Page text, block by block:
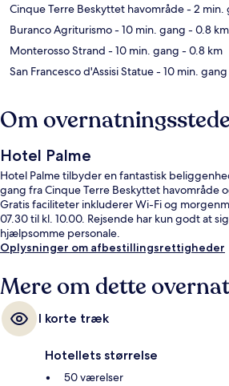
Cinque Terre Beskyttet havområde- 2 min.
Buranco Agriturismo- 10 min. gang - 0.8 km
Monterosso Strand - 10 min. gang - 0.8 km
San Francesco d'Assisi Statue- 10 min. gang
Om
Hotel Palme
Hotel Palme tilbyder en fantastisk
gang fra Cinque Terre Beskyttet havområde
Gratis faciliteter inkluderer Wi-Fi og
07.30 til kl. 10.00. Rejsende har kun godt at
hjælpsomme personale.
Oplysninger om afbestillingsrettigheder
Mere om dette
I korte træk
Hotellets størrelse
50 værelser